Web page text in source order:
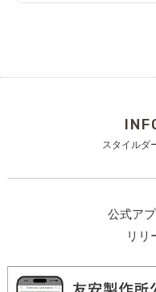
スタイルダ
公式ア
リリ